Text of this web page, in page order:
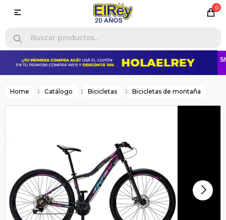
0

Home Catálogo Bicicletas Bicicletas de montaña